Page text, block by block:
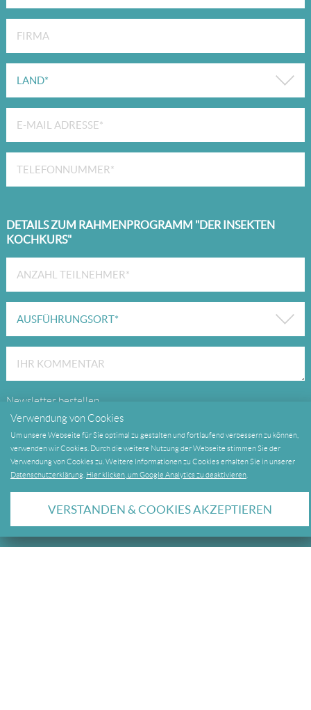
DETAILS ZUM RAHMENPROGRAMM "DER INSEKTEN
KOCHKURS"
Newsletter bestellen
Nein
Verwendung von Cookies
Um unsere Webseite für Sie optimal zu gestalten und fortlaufend verbessern zu können,
verwenden wir Cookies. Durch die weitere Nutzung der Webseite stimmen Sie der
Verwendung von Cookies zu. Weitere Informationen zu Cookies erhalten Sie in unserer
Datenschutzerklärung Hier klicken, um Google Analytics zu deaktivieren
VERSTANDEN & COOKIES AKZEPTIEREN